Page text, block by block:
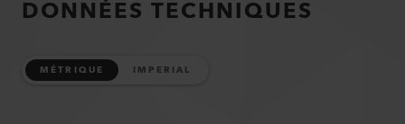
DONNÉES TECHNIQUES
MÉTRIQUE IMPERIAL